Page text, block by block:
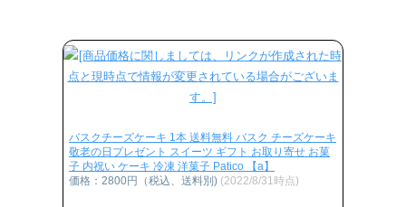
バスクチーズケーキ 1本 送料無料 バスク チーズケーキ
敬老の日プレゼント スイーツ ギフト お取り寄せ お菓
子 内祝い ケーキ 冷凍 洋菓子 Patico 【a】
価格：2800円（税込、送料別) (2022/8/31時点)